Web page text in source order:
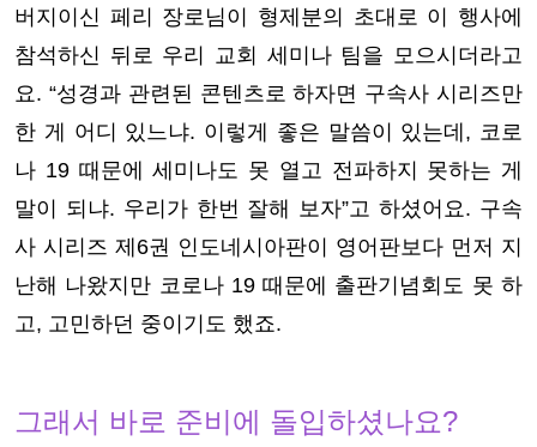
버지이신 페리 장로님이 형제분의 초대로 이 행사에
참석하신 뒤로 우리 교회 세미나 팀을 모으시더라고
요. “성경과 관련된 콘텐츠로 하자면 구속사 시리즈만
한 게 어디 있느냐. 이렇게 좋은 말씀이 있는데, 코로
나 19 때문에 세미나도 못 열고 전파하지 못하는 게
말이 되냐. 우리가 한번 잘해 보자”고 하셨어요. 구속
사 시리즈 제6권 인도네시아판이 영어판보다 먼저 지
난해 나왔지만 코로나 19 때문에 출판기념회도 못 하
고, 고민하던 중이기도 했죠.
그래서 바로 준비에 돌입하셨나요?